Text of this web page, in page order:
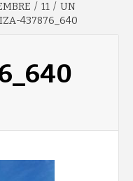
11
UN
437876_640